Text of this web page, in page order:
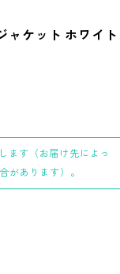
ャケット ホワイト
ます（お届け先によっ
があります）。